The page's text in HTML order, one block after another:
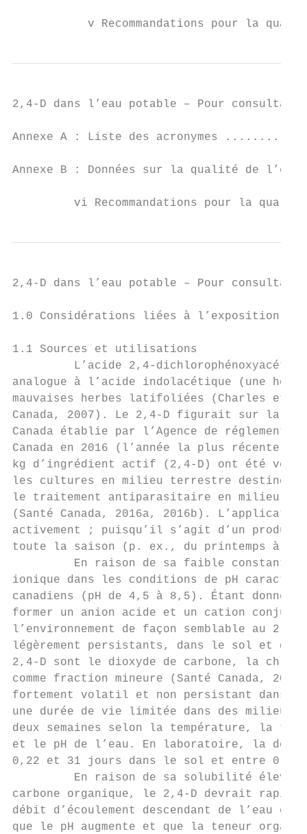
v Recommandations pour la
2,4-D dans l’eau potable – Pour
Annexe A : Liste des
Annexe B : Données sur la qualité
vi Recommandations pour la
2,4-D dans l’eau potable – Pour
1.0 Considérations liées à l’exposition
1.1 Sources et utilisations
L’acide 2,4-
analogue à l’acide indolacétique (une
mauvaises herbes latifoliées (Charles et
Canada, 2007). Le 2,4-D figurait sur la
Canada établie par l’Agence de
Canada en 2016 (l’année la plus récente
kg d’ingrédient actif (2,4-D) ont été
les cultures en milieu terrestre destinées
le traitement antiparasitaire en milieu
(Santé Canada, 2016a, 2016b).
activement ; puisqu’il s’agit d’un
toute la saison (p. ex., du printemps à
En raison de sa faible constante
ionique dans les conditions de pH
canadiens (pH de 4,5 à 8,5). Étant donné
former un anion acide et un cation
l’environnement de façon semblable au
légèrement persistants, dans le sol et
2,4-D sont le dioxyde de carbone, la
comme fraction mineure (Santé Canada,
fortement volatil et non persistant dans
une durée de vie limitée dans des milieux
deux semaines selon la température, la
et le pH de l’eau. En laboratoire, la
0,22 et 31 jours dans le sol et entre 0,25
En raison de sa solubilité
carbone organique, le 2,4-D devrait
débit d’écoulement descendant de l’eau
que le pH augmente et que la teneur